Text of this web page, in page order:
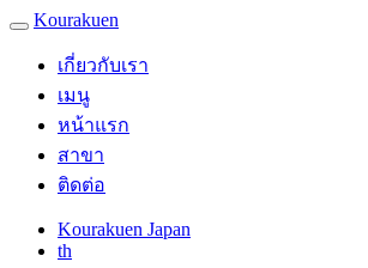
Kourakuen
เกี่ยวกับเรา
เมนู
หน้าแรก
สาขา
ติดต่อ
Kourakuen Japan
th